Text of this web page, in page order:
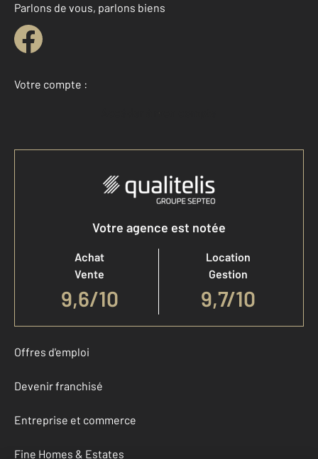
Parlons de vous, parlons biens
Votre compte :
Accéder à mon compte
Votre agence est notée
Achat
Vente
9,6/10
Location
Gestion
9,7/10
Offres d'emploi
Devenir franchisé
Entreprise et commerce
Fine Homes & Estates